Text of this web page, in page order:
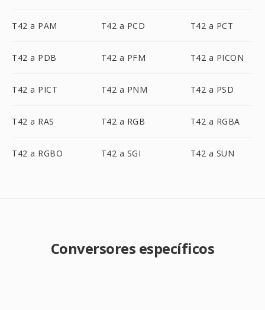
T42 a PAM T42 a PCD T42 a PCT
T42 a PDB T42 a PFM T42 a PICON
T42 a PICT T42 a PNM T42 a PSD
T42 a RAS T42 a RGB T42 a RGBA
T42 a RGBO T42 a SGI T42 a SUN
Conversores específicos